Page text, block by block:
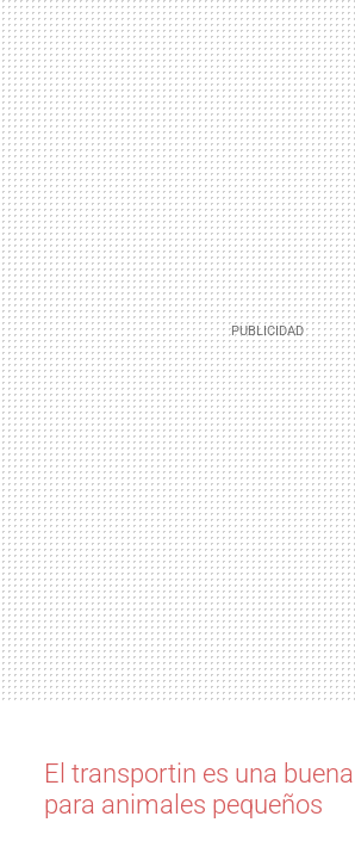
El transportin es una
para animales pequeños